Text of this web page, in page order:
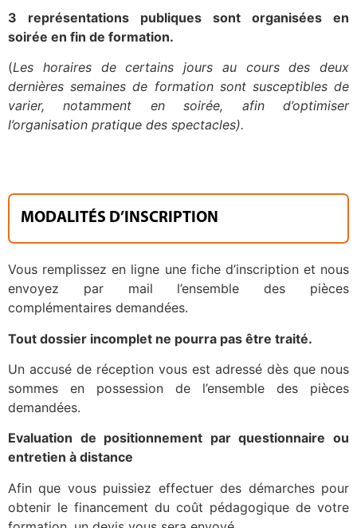
3 représentations publiques sont organisées en
soirée en fin de formation.
(Les horaires de certains jours au cours des deux
dernières semaines de formation sont susceptibles de
varier, notamment en soirée, afin d’optimiser
l’organisation pratique des spectacles).
MODALITÉS D’INSCRIPTION
Vous remplissez en ligne une fiche d’inscription et nous
envoyez par mail l’ensemble des pièces
complémentaires demandées.
Tout dossier incomplet ne pourra pas être traité.
Un accusé de réception vous est adressé dès que nous
sommes en possession de l’ensemble des pièces
demandées.
Evaluation de positionnement par questionnaire ou
entretien à distance
Afin que vous puissiez effectuer des démarches pour
obtenir le financement du coût pédagogique de votre